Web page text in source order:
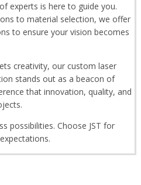
experts is here to guide you.
to material selection, we offer
to ensure your vision becomes
creativity, our custom laser
stands out as a beacon of
that innovation, quality, and
possibilities. Choose JST for